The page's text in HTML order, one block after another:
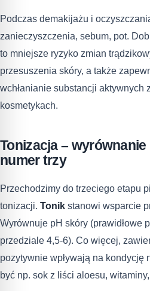
Podczas demakijażu i
zanieczyszczenia, sebum, pot.
to mniejsze ryzyko zmian
przesuszenia skóry, a także
wchłanianie substancji aktywnych
kosmetykach.
Tonizacja –
numer trzy
Przechodzimy do trzeciego etapu
tonizacji. Tonik stanowi wsparcie
Wyrównuje pH skóry (prawidłowe
przedziale 4,5-6). Co więcej,
pozytywnie wpływają na kondycję
być np. sok z liści aloesu,